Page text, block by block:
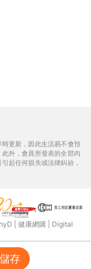
存
更新，因此生活易不會預
外，會員所發表的全部內
起任何損失或法律糾紛，
健康網購
Digital